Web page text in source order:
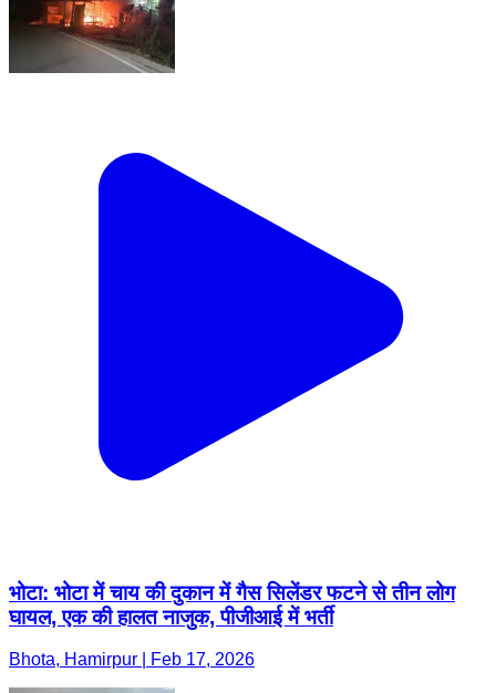
भोटा: भोटा में चाय की दुकान में गैस सिलेंडर फटने से तीन लोग
घायल, एक की हालत नाजुक, पीजीआई में भर्ती
Bhota, Hamirpur | Feb 17, 2026